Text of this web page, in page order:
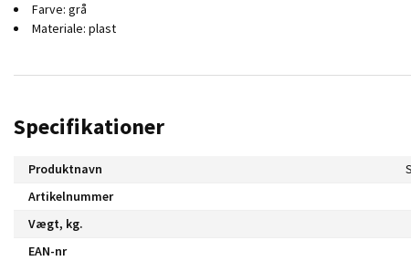
Farve: grå
Materiale: plast
Specifikationer
Produktnavn
Artikelnummer
Vægt, kg.
EAN-nr